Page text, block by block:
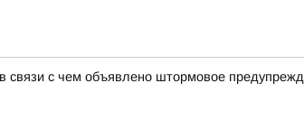
связи с чем объявлено штормовое